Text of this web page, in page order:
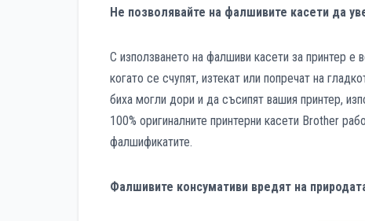
Не позволявайте на фалшивите касети да
С използването на фалшиви касети за принтер е
когато се счупят, изтекат или попречат на
биха могли дори и да съсипят вашия принтер,
100% оригиналните принтерни касети Brother
фалшификатите.
Фалшивите консумативи вредят на